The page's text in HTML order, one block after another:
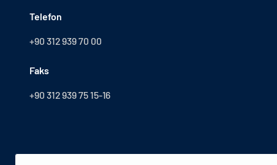
Telefon
+90 312 939 70 00
Faks
+90 312 939 75 15-16